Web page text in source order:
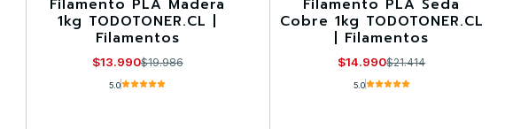
-30%
1kg TODOTONER.CL |
Filamentos
$13.990$19.986
5.0
-30%
Cobre 1kg TODOTONER.CL
| Filamentos
$14.990$21.414
5.0